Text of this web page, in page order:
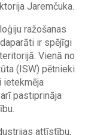
Jaremčuka.
ražošanas
ir spējīgi
Vienā no
(ISW) pētnieki
ietekmēja
pastiprināja
attīstību,